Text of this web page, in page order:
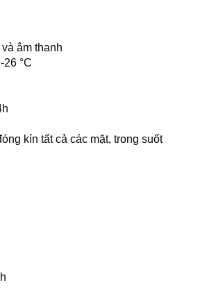
âm thanh
26 °C
kín tất cả các mặt, trong suốt